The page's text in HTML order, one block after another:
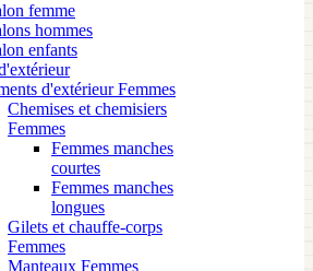
femme
hommes
enfants
d'extérieur Femmes
Chemises et chemisiers
Femmes
Femmes manches
courtes
Femmes manches
longues
Gilets et chauffe-corps
Femmes
Manteaux Femmes